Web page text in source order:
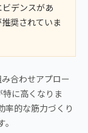
デンスがあ
奨されていま
合わせアプロー
に高くなりま
率的な筋力づくり